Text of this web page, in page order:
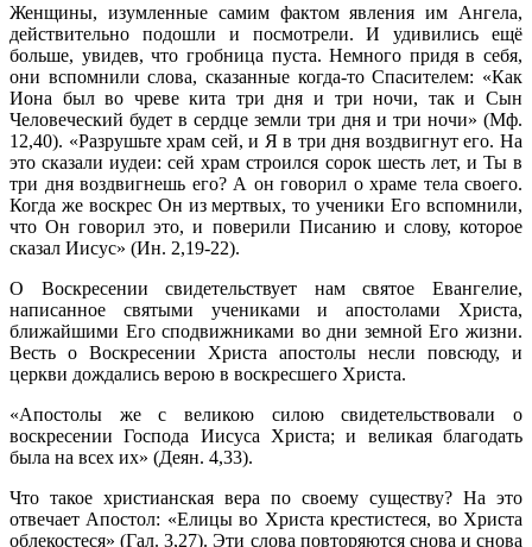
Женщины, изумленные самим фактом явления им Ангела,
действительно подошли и посмотрели. И удивились ещё
больше, увидев, что гробница пуста. Немного придя в себя,
они вспомнили слова, сказанные когда-то Спасителем: «Как
Иона был во чреве кита три дня и три ночи, так и Сын
Человеческий будет в сердце земли три дня и три ночи» (Мф.
12,40). «Разрушьте храм сей, и Я в три дня воздвигнут его. На
это сказали иудеи: сей храм строился сорок шесть лет, и Ты в
три дня воздвигнешь его? А он говорил о храме тела своего.
Когда же воскрес Он из мертвых, то ученики Его вспомнили,
что Он говорил это, и поверили Писанию и слову, которое
сказал Иисус» (Ин. 2,19-22).
О Воскресении свидетельствует нам святое Евангелие,
написанное святыми учениками и апостолами Христа,
ближайшими Его сподвижниками во дни земной Его жизни.
Весть о Воскресении Христа апостолы несли повсюду, и
церкви дождались верою в воскресшего Христа.
«Апостолы же с великою силою свидетельствовали о
воскресении Господа Иисуса Христа; и великая благодать
была на всех их» (Деян. 4,33).
Что такое христианская вера по своему существу? На это
отвечает Апостол: «Елицы во Христа крестистеся, во Христа
облекостеся» (Гал. 3,27). Эти слова повторяются снова и снова